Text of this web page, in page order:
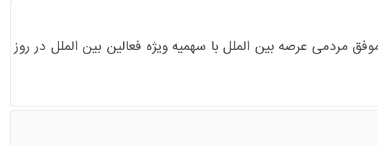
مردمی عرصه بین الملل با سهمیه ویژه فعالین بین الملل در روز